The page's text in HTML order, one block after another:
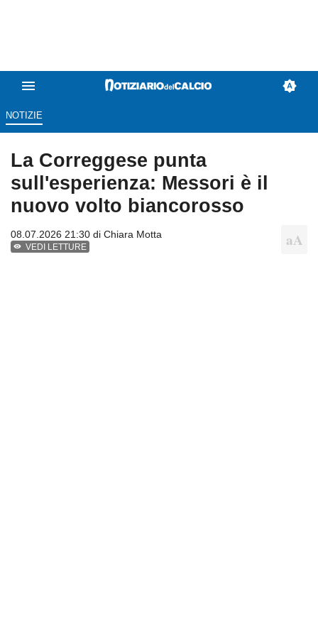
NOTIZIE
La Correggese punta
sull'esperienza: Messori è il
nuovo volto biancorosso
08.07.2026 21:30 di Chiara Motta
VEDI LETTURE